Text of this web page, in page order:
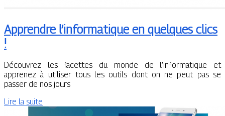
Apprendre l’informatique en quelques clics
!
Découvrez les facettes du monde de l’informatique et
apprenez à utiliser tous les outils dont on ne peut pas se
passer de nos jours
Lire la suite